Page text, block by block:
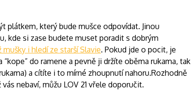
plátkem, který bude mušce odpovídat. Jinou
kde si zase budete muset poradit s dobrým
mušky i hledí ze starší Slavie. Pokud jde o pocit, je
do ramene a pevně ji držíte oběma rukama, tak
a cítíte i to mírné zhoupnutí nahoru.Rozhodně
nebaví, můžu LOV 21 vřele doporučit.